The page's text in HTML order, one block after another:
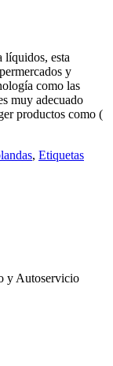
líquidos, esta
y
como las
muy adecuado
productos como (
, Etiquetas
y Autoservicio